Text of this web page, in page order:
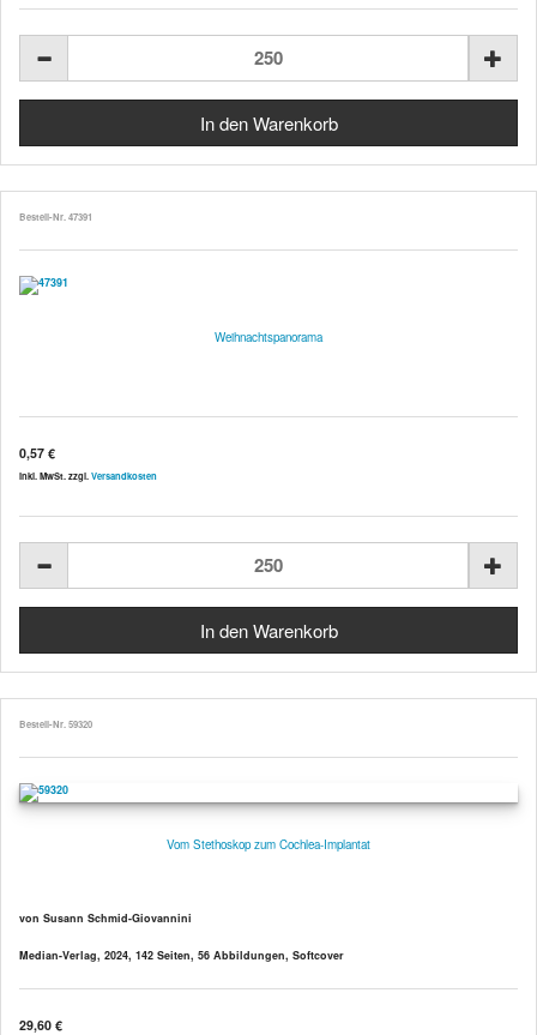
Bestell-Nr. 47391
Weihnachtspanorama
0,57 €
inkl. MwSt. zzgl. Versandkosten
Bestell-Nr. 59320
Vom Stethoskop zum Cochlea-Implantat
von Susann Schmid-Giovannini
Median-Verlag, 2024, 142 Seiten, 56 Abbildungen, Softcover
29,60 €